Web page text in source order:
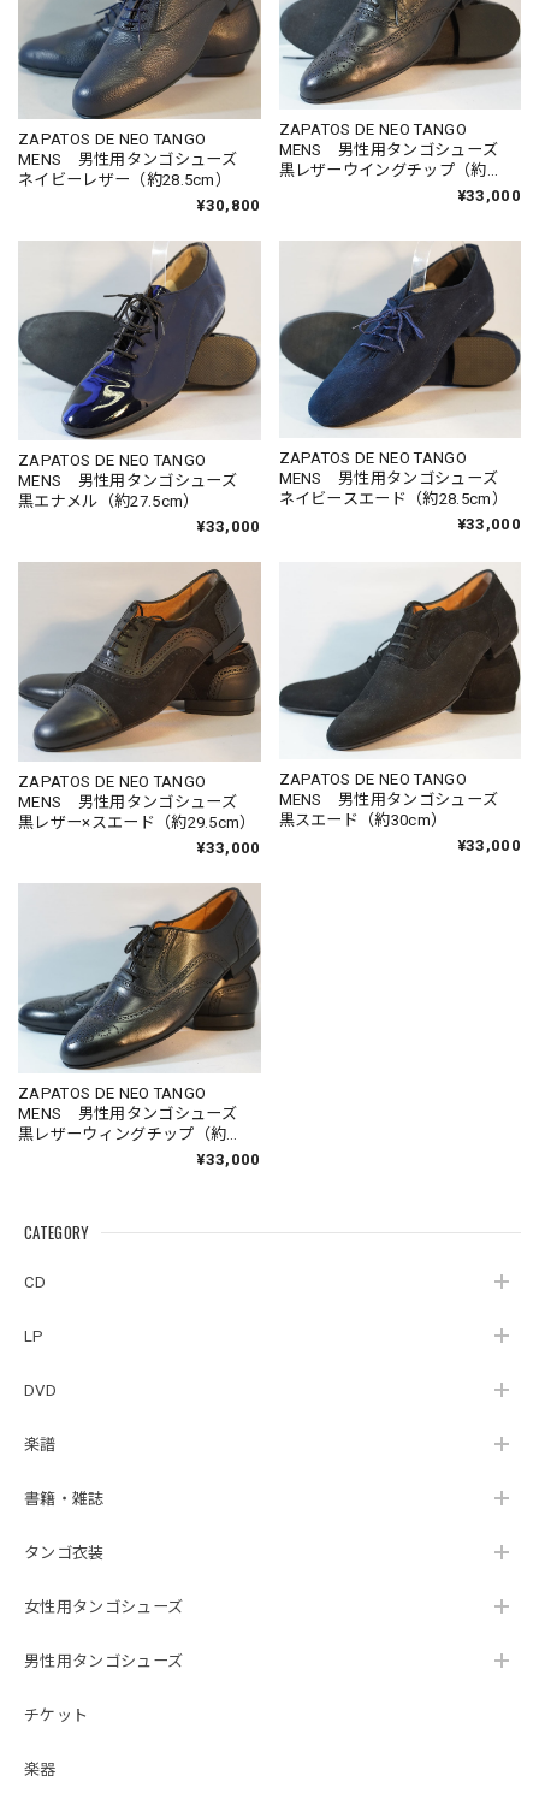
CATEGORY
CD
LP
DVD
楽譜
書籍・雑誌
タンゴ衣装
女性用タンゴシューズ
男性用タンゴシューズ
チケット
楽器
ZAPATOS DE NEO TANGO
MENS 男性用タンゴシューズ
ネイビーレザー（約28.5cm）
¥30,800
ZAPATOS DE NEO TANGO
MENS 男性用タンゴシューズ
黒レザーウイングチップ（約
¥33,000
ZAPATOS DE NEO TANGO
MENS 男性用タンゴシューズ
黒エナメル（約27.5cm）
¥33,000
ZAPATOS DE NEO TANGO
MENS 男性用タンゴシューズ
ネイビースエード（約28.5cm）
¥33,000
ZAPATOS DE NEO TANGO
MENS 男性用タンゴシューズ
黒レザー×スエード（約29.5cm）
¥33,000
ZAPATOS DE NEO TANGO
MENS 男性用タンゴシューズ
黒スエード（約30cm）
¥33,000
ZAPATOS DE NEO TANGO
MENS 男性用タンゴシューズ
黒レザーウィングチップ（約
¥33,000